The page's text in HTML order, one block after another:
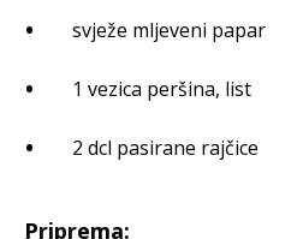
svježe mljeveni papar
1 vezica peršina, list
2 dcl pasirane rajčice
Priprema: